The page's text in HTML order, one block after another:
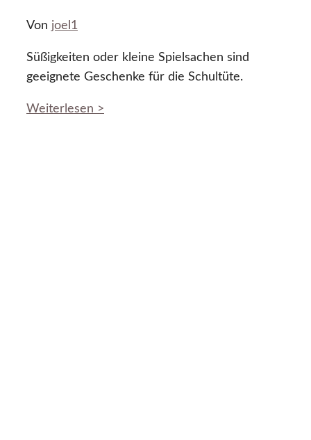
Von joel1
Süßigkeiten oder kleine Spielsachen sind
geeignete Geschenke für die Schultüte.
Weiterlesen >